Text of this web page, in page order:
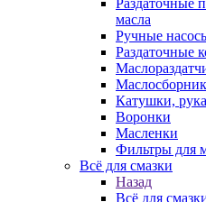
Раздаточные
масла
Ручные
Раздаточные
Катушки,
Воронки
Масленки
Фильтры для
Всё для смазки
Назад
Всё для